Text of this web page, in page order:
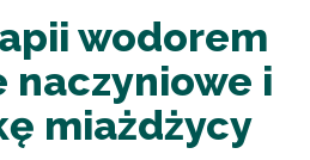
wodorem
naczyniowe i
miażdżycy